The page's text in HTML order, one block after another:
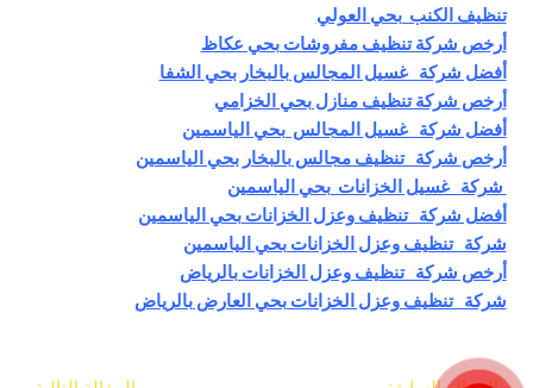
تنظيف الكنب بحي العولي
أرخص شركة تنظيف مفروشات بحي عكاظ
أفضل شركة غسيل المجالس بالبخار بحي الشفا
أرخص شركة تنظيف منازل بحي الخزامي
أفضل شركة غسيل المجالس بحي الياسمين
أرخص شركة تنظيف مجالس بالبخار بحي الياسمين
شركة غسيل الخزانات بحي الياسمين
أفضل شركة تنظيف وعزل الخزانات بحي الياسمين
شركة تنظيف وعزل الخزانات بحي الياسمين
أرخص شركة تنظيف وعزل الخزانات بالرياض
شركة تنظيف وعزل الخزانات بحي العارض بالرياض